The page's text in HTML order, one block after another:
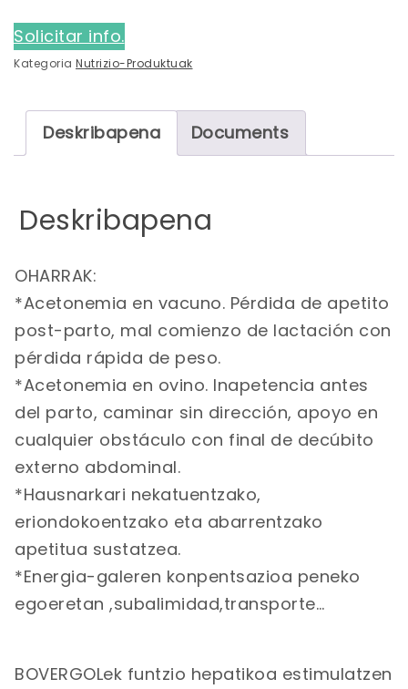
Solicitar info.
Kategoria Nutrizio-Produktuak
Deskribapena Documents
Deskribapena
OHARRAK:
*Acetonemia en vacuno. Pérdida de apetito
post-parto, mal comienzo de lactación con
pérdida rápida de peso.
*Acetonemia en ovino. Inapetencia antes
del parto, caminar sin dirección, apoyo en
cualquier obstáculo con final de decúbito
externo abdominal.
*Hausnarkari nekatuentzako,
eriondokoentzako eta abarrentzako
apetitua sustatzea.
*Energia-galeren konpentsazioa peneko
egoeretan ,subalimidad,transporte…
BOVERGOLek funtzio hepatikoa estimulatzen